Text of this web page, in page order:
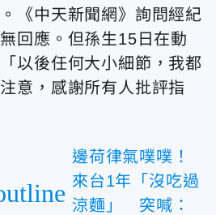
《中天新聞網》詢問經紀
回應。但孫生15日在動
以後任何大小細節，我都
意，感謝所有人批評指
邊荷律氣噗噗！
來台1年「沒吃過
涼麵」 突喊：